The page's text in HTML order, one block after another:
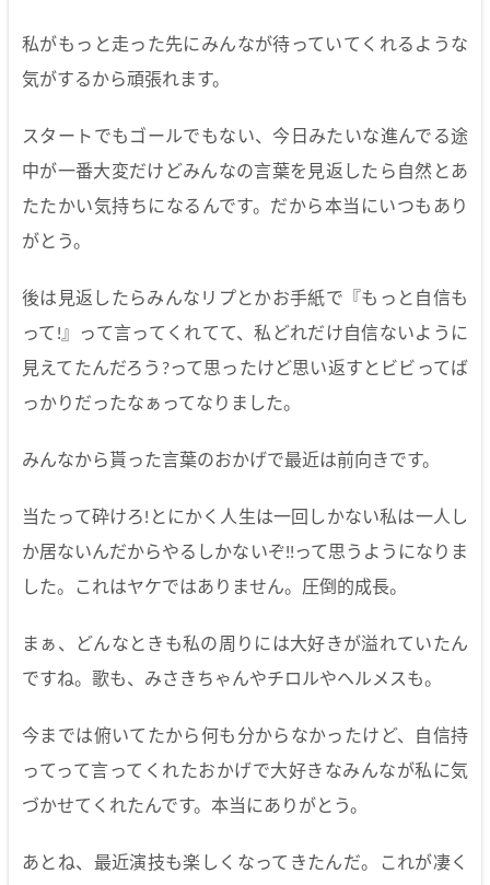
私がもっと走った先にみんなが待っていてくれるような
気がするから頑張れます。
スタートでもゴールでもない、今日みたいな進んでる途
中が一番大変だけどみんなの言葉を見返したら自然とあ
たたかい気持ちになるんです。だから本当にいつもあり
がとう。
後は見返したらみんなリプとかお手紙で『もっと自信も
って!』って言ってくれてて、私どれだけ自信ないように
見えてたんだろう?って思ったけど思い返すとビビってば
っかりだったなぁってなりました。
みんなから貰った言葉のおかげで最近は前向きです。
当たって砕けろ!とにかく人生は一回しかない私は一人し
か居ないんだからやるしかないぞ!!って思うようになりま
した。これはヤケではありません。圧倒的成長。
まぁ、どんなときも私の周りには大好きが溢れていたん
ですね。歌も、みさきちゃんやチロルやヘルメスも。
今までは俯いてたから何も分からなかったけど、自信持
ってって言ってくれたおかげで大好きなみんなが私に気
づかせてくれたんです。本当にありがとう。
あとね、最近演技も楽しくなってきたんだ。これが凄く